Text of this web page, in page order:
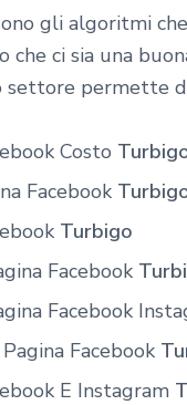
gli algoritmi
che ci sia una
settore permette
Costo
Facebook
Turbigo
Facebook
Facebook
Facebook
E Instagram